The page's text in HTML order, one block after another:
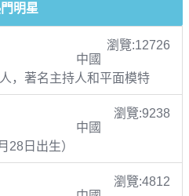
明星
瀏覽:12726
中國
，著名主持人和平面模特
瀏覽:9238
中國
28日出生）
瀏覽:4812